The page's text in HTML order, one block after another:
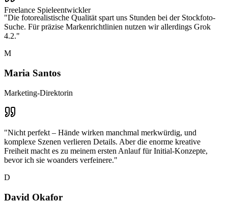
Freelance Spieleentwickler
"Die fotorealistische Qualität spart uns Stunden bei der Stockfoto-
Suche. Für präzise Markenrichtlinien nutzen wir allerdings Grok
4.2."
M
Maria Santos
Marketing-Direktorin
"Nicht perfekt – Hände wirken manchmal merkwürdig, und
komplexe Szenen verlieren Details. Aber die enorme kreative
Freiheit macht es zu meinem ersten Anlauf für Initial-Konzepte,
bevor ich sie woanders verfeinere."
D
David Okafor